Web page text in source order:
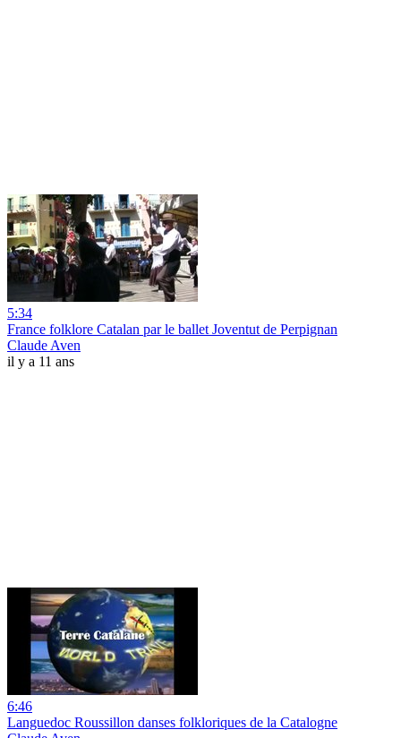
5:34
France folklore Catalan par le ballet Joventut de Perpignan
Claude Aven
il y a 11 ans
6:46
Languedoc Roussillon danses folkloriques de la Catalogne